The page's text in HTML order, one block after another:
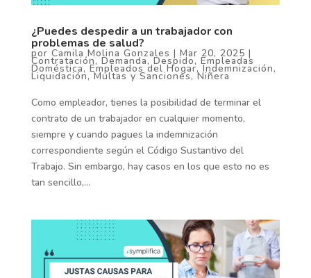
¿Puedes despedir a un trabajador con
problemas de salud?
por Camila Molina Gonzales | Mar 20, 2025 |
Contratación, Demanda, Despido, Empleadas
Doméstica, Empleados del Hogar, Indemnización,
Liquidación, Multas y Sanciones, Niñera
Como empleador, tienes la posibilidad de terminar el
contrato de un trabajador en cualquier momento,
siempre y cuando pagues la indemnización
correspondiente según el Código Sustantivo del
Trabajo. Sin embargo, hay casos en los que esto no es
tan sencillo,...